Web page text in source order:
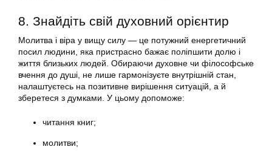
8. Знайдіть свій духовний орієнтир
Молитва і віра у вищу силу — це потужний енергетичний
посил людини, яка пристрасно бажає поліпшити долю і
життя близьких людей. Обираючи духовне чи філософське
вчення до душі, не лише гармонізуєте внутрішній стан,
налаштуєтесь на позитивне вирішення ситуацій, а й
зберетеся з думками. У цьому допоможе:
читання книг;
молитви;